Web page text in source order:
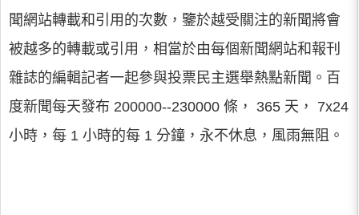
聞網站轉載和引用的次數，鑒於越受關注的新聞將會
被越多的轉載或引用，相當於由每個新聞網站和報刊
雜誌的編輯記者一起參與投票民主選舉熱點新聞。百
度新聞每天發布 200000--230000 條， 365 天， 7x24
小時，每 1 小時的每 1 分鐘，永不休息，風雨無阻。